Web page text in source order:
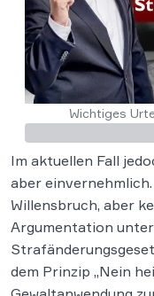
Wichtiges
https://
Im aktuellen Fall
aber
Willensbruch, aber
Argumentation
dem Prinzip „Nein